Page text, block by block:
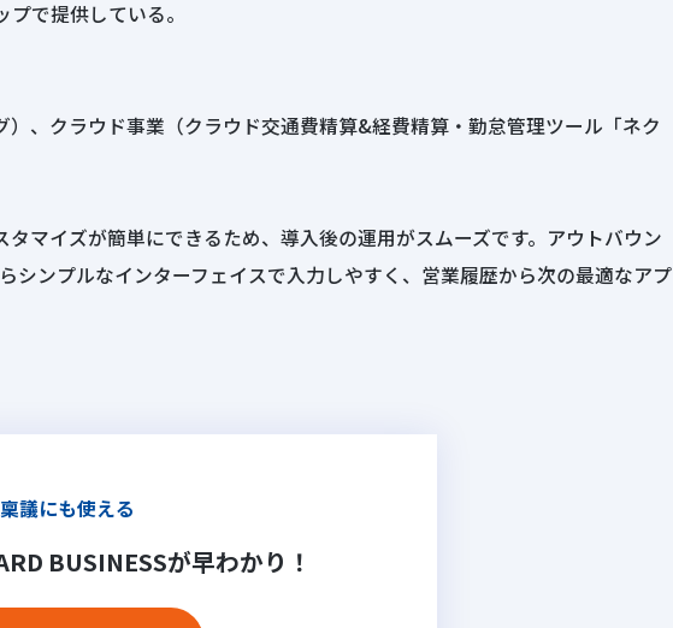
で提供している。
、クラウド事業（クラウド交通費精算&経費精算・勤怠管理ツール「ネク
マイズが簡単にできるため、導入後の運用がスムーズです。アウトバウン
ンプルなインターフェイスで入力しやすく、営業履歴から次の最適なアプ
議にも使える
BUSINESSが早わかり！